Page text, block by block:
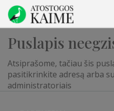
Puslapis
Atsiprašome, tačiau šis
pasitikrinkite adresą arba
administratoriais